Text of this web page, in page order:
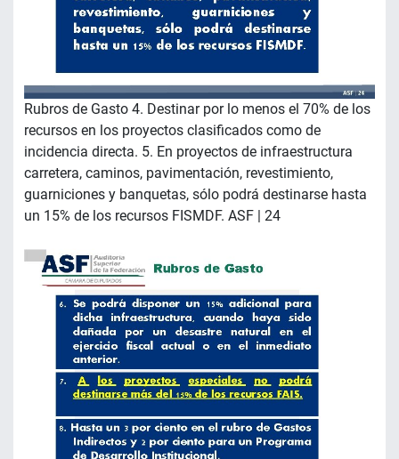
Rubros de Gasto 4. Destinar por lo menos el 70% de los
recursos en los proyectos clasificados como de
incidencia directa. 5. En proyectos de infraestructura
carretera, caminos, pavimentación, revestimiento,
guarniciones y banquetas, sólo podrá destinarse hasta
un 15% de los recursos FISMDF. ASF | 24